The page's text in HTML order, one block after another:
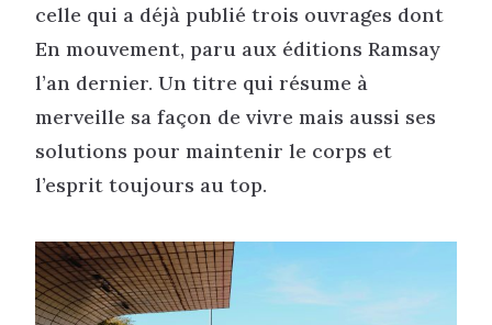
celle qui a déjà publié trois ouvrages dont
En mouvement, paru aux éditions Ramsay
l’an dernier. Un titre qui résume à
merveille sa façon de vivre mais aussi ses
solutions pour maintenir le corps et
l’esprit toujours au top.